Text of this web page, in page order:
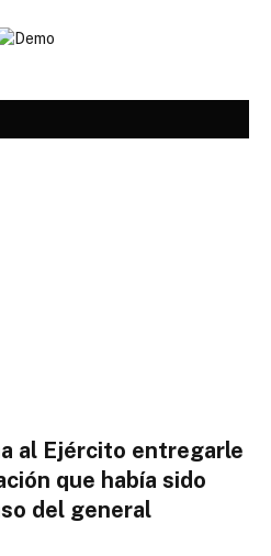
al Ejército entregarle
que había sido
del general